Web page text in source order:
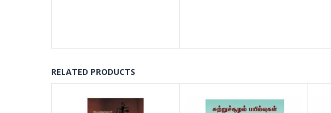
RELATED PRODUCTS